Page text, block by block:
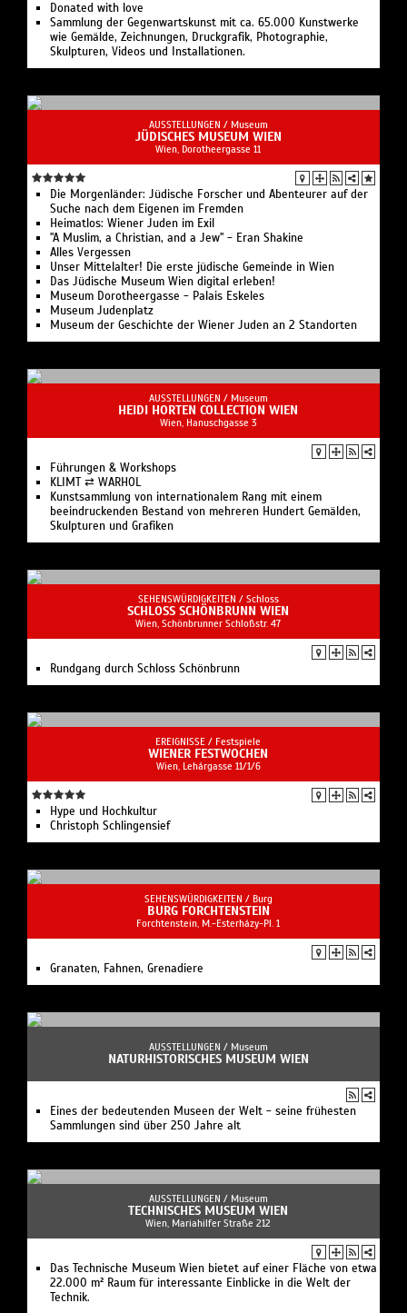
Donated with love
Sammlung der Gegenwartskunst mit ca. 65.000 Kunstwerke
wie Gemälde, Zeichnungen, Druckgrafik, Photographie,
Skulpturen, Videos und Installationen.
AUSSTELLUNGEN / Museum
JÜDISCHES MUSEUM WIEN
Wien, Dorotheergasse 11
Die Morgenländer: Jüdische Forscher und Abenteurer auf der
Suche nach dem Eigenen im Fremden
Heimatlos: Wiener Juden im Exil
"A Muslim, a Christian, and a Jew" - Eran Shakine
Alles Vergessen
Unser Mittelalter! Die erste jüdische Gemeinde in Wien
Das Jüdische Museum Wien digital erleben!
Museum Dorotheergasse - Palais Eskeles
Museum Judenplatz
Museum der Geschichte der Wiener Juden an 2 Standorten
AUSSTELLUNGEN / Museum
HEIDI HORTEN COLLECTION WIEN
Wien, Hanuschgasse 3
Führungen & Workshops
KLIMT ⇄ WARHOL
Kunstsammlung von internationalem Rang mit einem
beeindruckenden Bestand von mehreren Hundert Gemälden,
Skulpturen und Grafiken
SEHENSWÜRDIGKEITEN / Schloss
SCHLOSS SCHÖNBRUNN WIEN
Wien, Schönbrunner Schloßstr. 47
Rundgang durch Schloss Schönbrunn
EREIGNISSE / Festspiele
WIENER FESTWOCHEN
Wien, Lehárgasse 11/1/6
Hype und Hochkultur
Christoph Schlingensief
SEHENSWÜRDIGKEITEN / Burg
BURG FORCHTENSTEIN
Forchtenstein, M.-Esterházy-Pl. 1
Granaten, Fahnen, Grenadiere
AUSSTELLUNGEN / Museum
NATURHISTORISCHES MUSEUM WIEN
Eines der bedeutenden Museen der Welt - seine frühesten
Sammlungen sind über 250 Jahre alt
AUSSTELLUNGEN / Museum
TECHNISCHES MUSEUM WIEN
Wien, Mariahilfer Straße 212
Das Technische Museum Wien bietet auf einer Fläche von etwa
22.000 m² Raum für interessante Einblicke in die Welt der
Technik.